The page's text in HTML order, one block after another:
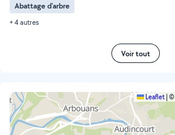
Abattage d'arbre
+ 4 autres
Voir tout
Leaflet ©